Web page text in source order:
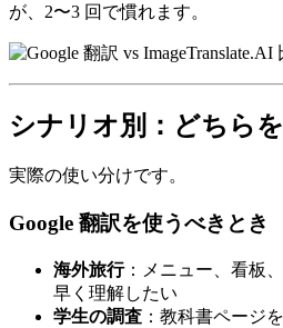
が、2〜3 回で慣れます。
シナリオ別：どちら
実際の使い分けです。
Google 翻訳を使うべきとき
海外旅行：メニュー、看板
早く理解したい
学生の調査 ：教科書ページ